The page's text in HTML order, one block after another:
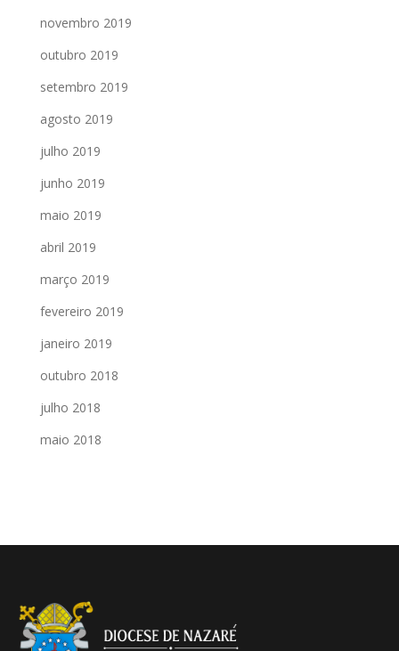
novembro 2019
outubro 2019
setembro 2019
agosto 2019
julho 2019
junho 2019
maio 2019
abril 2019
março 2019
fevereiro 2019
janeiro 2019
outubro 2018
julho 2018
maio 2018